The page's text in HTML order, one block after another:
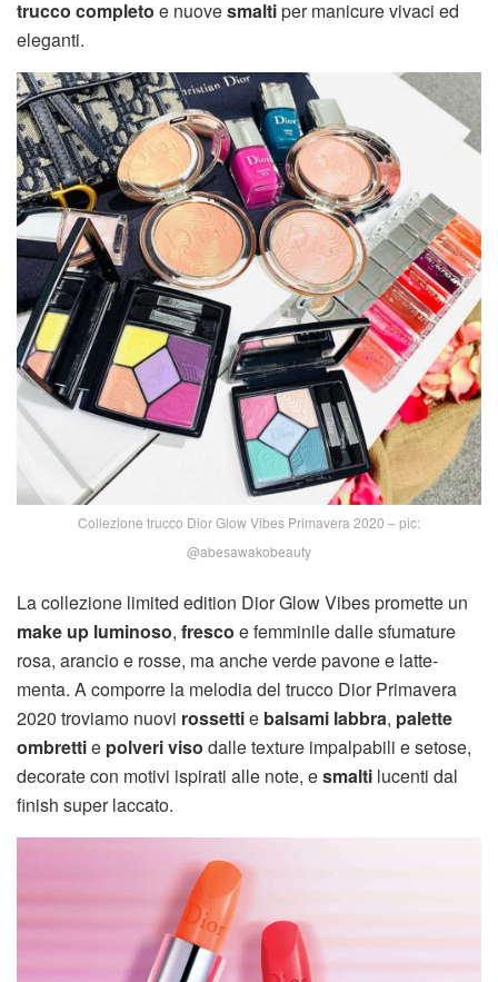
trucco completo e nuovesmaltiper manicure vivaci ed
eleganti.
Collezione trucco Dior Glow Vibes Primavera 2020 – pic:
@abesawakobeauty
La collezione limited edition Dior Glow Vibes promette un
make up luminoso, fresco e femminile dalle sfumature
rosa, arancio e rosse, ma anche verde pavone e latte-
menta. A comporre la melodia del trucco Dior Primavera
2020 troviamo nuovi rossettie balsami labbra, palette
ombrettie polveri viso dalle texture impalpabili e setose,
decorate con motivi ispirati alle note, esmalti lucenti dal
finish super laccato.